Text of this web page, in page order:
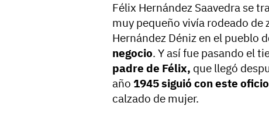
Félix Hernández Saavedra se
muy pequeño vivía rodeado de
Hernández Déniz en el pueblo
negocio. Y así fue pasando el
padre de Félix, que llegó
año 1945 siguió con este oficio
calzado de mujer.